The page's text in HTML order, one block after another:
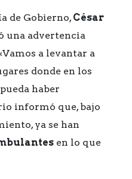
de Gobierno,César
una advertencia
a levantar a
donde en los
haber
informó que, bajo
ya se han
en lo que